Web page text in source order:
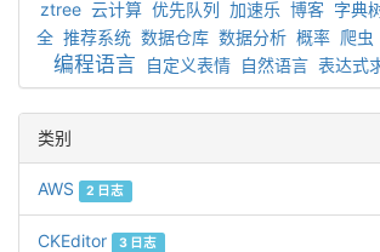
ztree 云计算 优先队列 加速乐 博客 字典
全 推荐系统 数据仓库 数据分析 概率 爬虫
编程语言 自定义表情 自然语言 表达式
类别
AWS 2 日志
CKEditor 3 日志